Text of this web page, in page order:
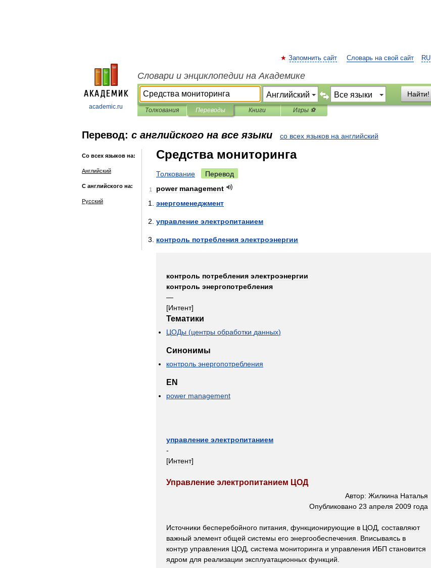
academic.ru
RU
Запомнить сайт Словарь на свой сайт
Словари и энциклопедии на Академике
Найти!
Толкования Переводы Книги Игры ⚽
Перевод: с английского на все языки со всех языков на английский
Со всех языков на:
Английский
С английского на:
Русский
Средства мониторинга
Толкование Перевод
1 power management
энергоменеджмент
управление электропитанием
контроль потребления электроэнергии
контроль потребления электроэнергии
контроль энергопотребления
—
[Интент]
Тематики
ЦОДы (центры обработки данных)
Синонимы
контроль энергопотребления
EN
power management
управление электропитанием
-
[Интент]
Управление электропитанием ЦОД
Автор: Жилкина Наталья
Опубликовано 23 апреля 2009 года
Источники бесперебойного питания функционирующие в ЦОД составляют
важный элемент общей системы его энергообеспечения Вписываясь в
контур управления ЦОД система мониторинга и управления ИБП становится
ядром для реализации эксплуатационных функций